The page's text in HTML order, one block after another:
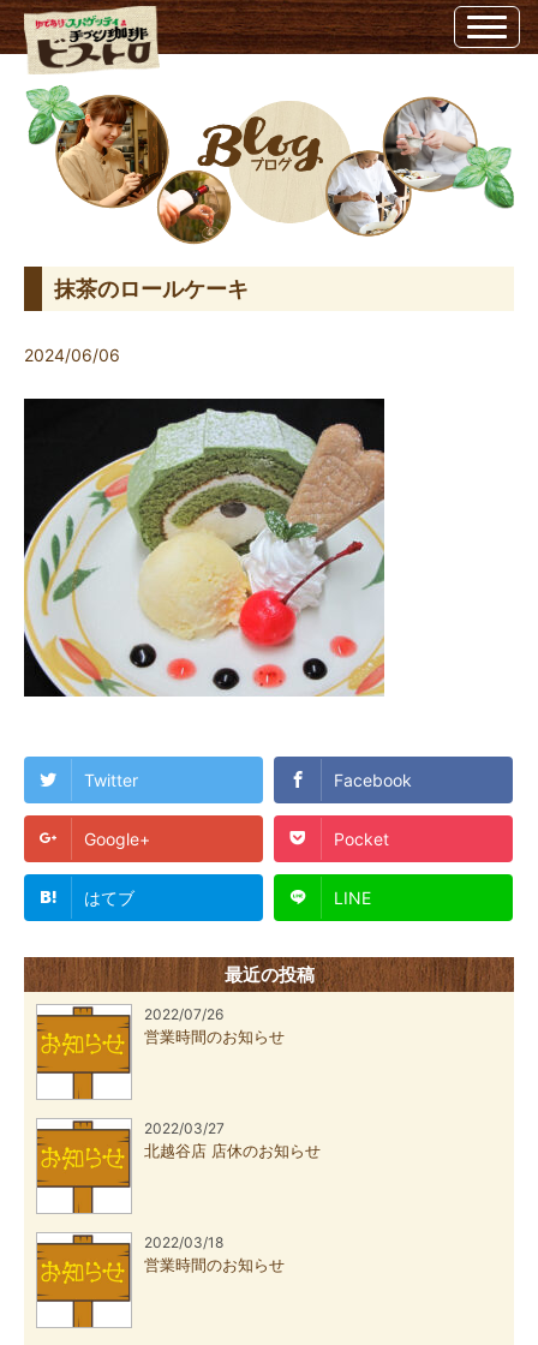
抹茶のロールケーキ | ビストロ埼玉県越谷市のビストロ
抹茶のロールケーキ
2024/06/06
Twitter Facebook
Google+ Pocket
はてブ LINE
最近の投稿
2022/07/26
営業時間のお知らせ
2022/03/27
北越谷店 店休のお知らせ
2022/03/18
営業時間のお知らせ